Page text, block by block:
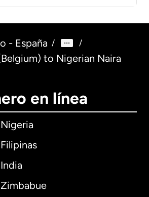
- España / /
to Nigerian Naira
en línea